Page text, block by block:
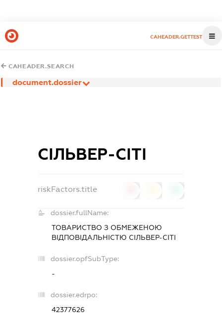
CAHEADER.GETTEST
CAHEADER.SEARCH
document.dossier
СІЛЬВЕР-СІТІ
riskFactors.title
dossier.fullName:
ТОВАРИСТВО З ОБМЕЖЕНОЮ
ВІДПОВІДАЛЬНІСТЮ СІЛЬВЕР-СІТІ
dossier.opfSubType:
-
dossier.edrpo:
42377626